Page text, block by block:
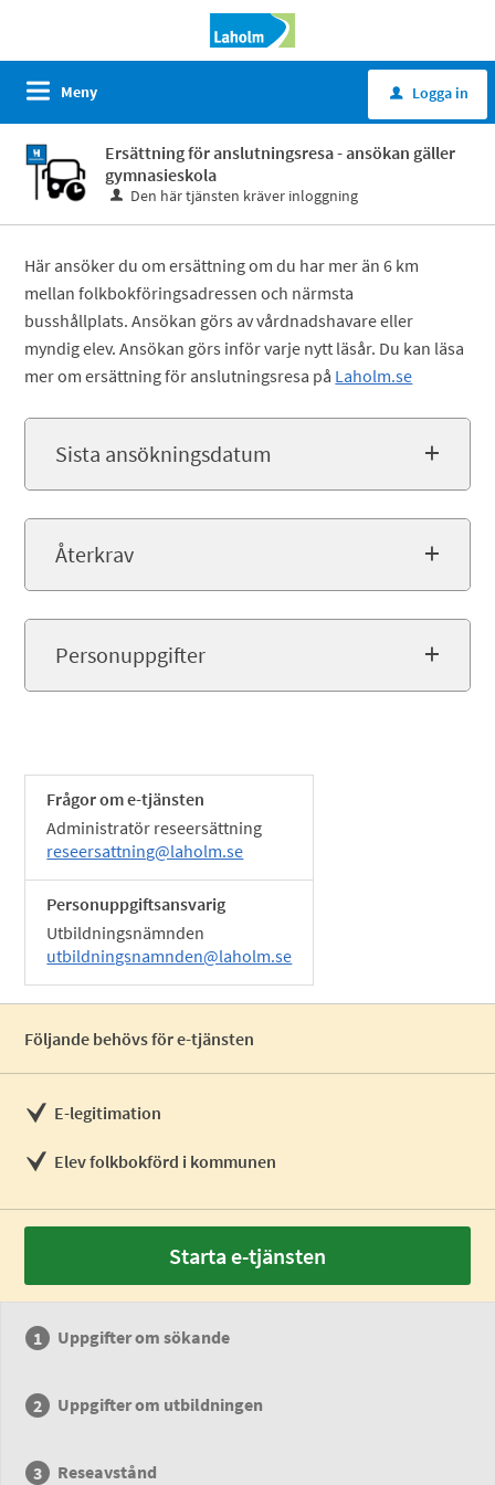
Meny u Logga in
Ersättning för anslutningsresa - ansökan gäller
gymnasieskola
Den här tjänsten kräver inloggning
Här ansöker du om ersättning om du har mer än 6 km
mellan folkbokföringsadressen och närmsta
busshållplats. Ansökan görs av vårdnadshavare eller
myndig elev. Ansökan görs inför varje nytt läsår. Du kan läsa
mer om ersättning för anslutningsresa på Laholm.se
Sista ansökningsdatum
Återkrav
Personuppgifter
Frågor om e-tjänsten
Administratör reseersättning
reseersattning@laholm.se
Personuppgiftsansvarig
Utbildningsnämnden
utbildningsnamnden@laholm.se
Följande behövs för e-tjänsten
E-legitimation
Elev folkbokförd i kommunen
Starta e-tjänsten
Uppgifter om sökande
Uppgifter om utbildningen
Reseavstånd